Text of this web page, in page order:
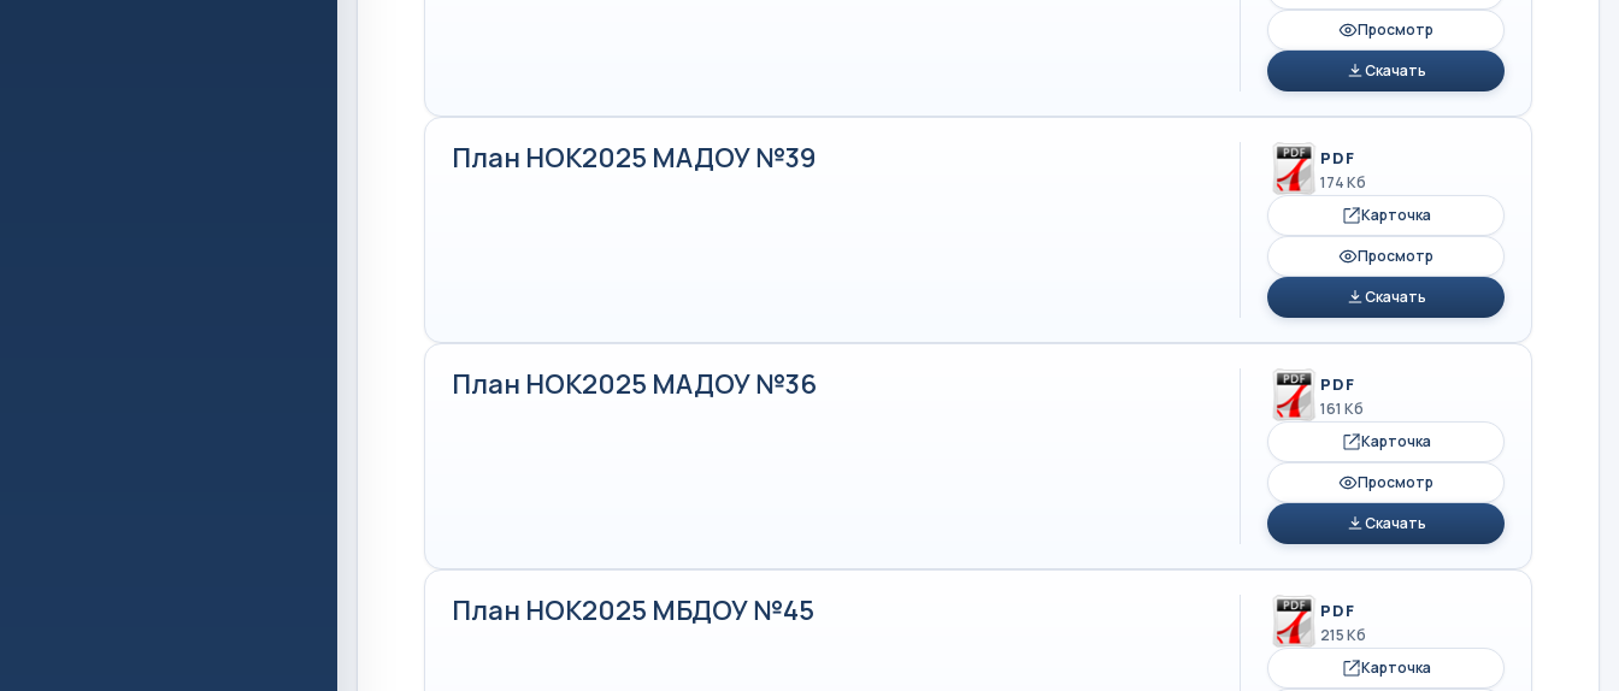
Просмотр
Скачать
План НОК2025 МАДОУ №39 PDF
174 Кб
Карточка
Просмотр
Скачать
План НОК2025 МАДОУ №36 PDF
161 Кб
Карточка
Просмотр
Скачать
План НОК2025 МБДОУ №45 PDF
215 Кб
Карточка